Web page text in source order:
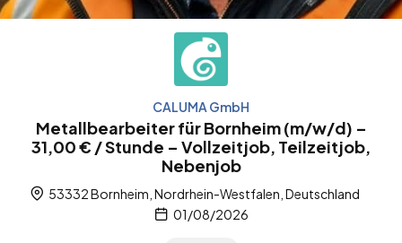
CALUMA GmbH
Metallbearbeiter für Bornheim (m/w/d) –
31,00 € / Stunde – Vollzeitjob, Teilzeitjob,
Nebenjob
53332 Bornheim, Nordrhein-Westfalen, Deutschland
01/08/2026